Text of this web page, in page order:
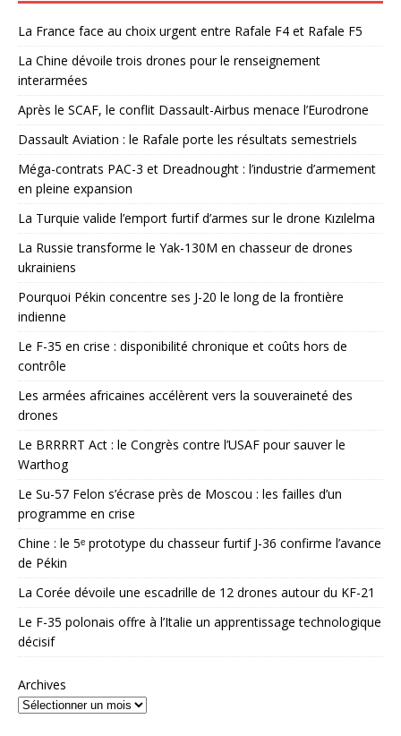
La France face au choix urgent entre Rafale F4 et Rafale F5
La Chine dévoile trois drones pour le renseignement
interarmées
Après le SCAF, le conflit Dassault-Airbus menace l’Eurodrone
Dassault Aviation : le Rafale porte les résultats semestriels
Méga-contrats PAC-3 et Dreadnought : l’industrie d’armement
en pleine expansion
La Turquie valide l’emport furtif d’armes sur le drone Kızılelma
La Russie transforme le Yak-130M en chasseur de drones
ukrainiens
Pourquoi Pékin concentre ses J-20 le long de la frontière
indienne
Le F-35 en crise : disponibilité chronique et coûts hors de
contrôle
Les armées africaines accélèrent vers la souveraineté des
drones
Le BRRRRT Act : le Congrès contre l’USAF pour sauver le
Warthog
Le Su-57 Felon s’écrase près de Moscou : les failles d’un
programme en crise
Chine : le 5ᵉ prototype du chasseur furtif J-36 confirme l’avance
de Pékin
La Corée dévoile une escadrille de 12 drones autour du KF-21
Le F-35 polonais offre à l’Italie un apprentissage technologique
décisif
Archives